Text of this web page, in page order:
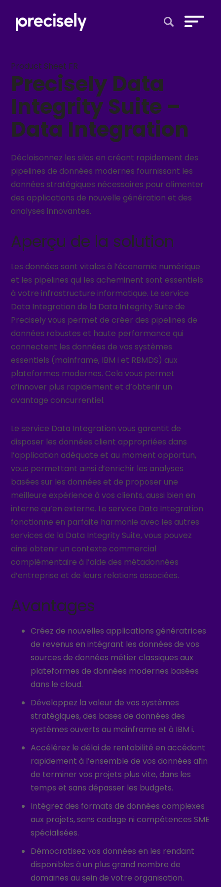
Product Sheet FR
Precisely Data
Integrity Suite –
Data Integration
Décloisonnez les silos en créant rapidement des
pipelines de données modernes fournissant les
données stratégiques nécessaires pour alimenter
des applications de nouvelle génération et des
analyses innovantes.
Aperçu de la solution
Les données sont vitales à l’économie numérique
et les pipelines qui les acheminent sont essentiels
à votre infrastructure informatique. Le service
Data Integration de la Data Integrity Suite de
Precisely vous permet de créer des pipelines de
données robustes et haute performance qui
connectent les données de vos systèmes
essentiels (mainframe, IBM i et RBMDS) aux
plateformes modernes. Cela vous permet
d’innover plus rapidement et d’obtenir un
avantage concurrentiel.
Le service Data Integration vous garantit de
disposer les données client appropriées dans
l’application adéquate et au moment opportun,
vous permettant ainsi d’enrichir les analyses
basées sur les données et de proposer une
meilleure expérience à vos clients, aussi bien en
interne qu’en externe. Le service Data Integration
fonctionne en parfaite harmonie avec les autres
services de la Data Integrity Suite, vous pouvez
ainsi obtenir un contexte commercial
complémentaire à l’aide des métadonnées
d’entreprise et de leurs relations associées.
Avantages
Créez de nouvelles applications génératrices
de revenus en intégrant les données de vos
sources de données métier classiques aux
plateformes de données modernes basées
dans le cloud.
Développez la valeur de vos systèmes
stratégiques, des bases de données des
systèmes ouverts au mainframe et à IBM i.
Accélérez le délai de rentabilité en accédant
rapidement à l’ensemble de vos données afin
de terminer vos projets plus vite, dans les
temps et sans dépasser les budgets.
Intégrez des formats de données complexes
aux projets, sans codage ni compétences SME
spécialisées.
Démocratisez vos données en les rendant
disponibles à un plus grand nombre de
domaines au sein de votre organisation.